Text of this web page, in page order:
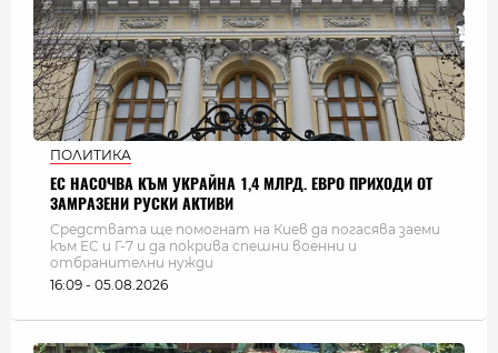
ПОЛИТИКА
ЕС НАСОЧВА КЪМ УКРАЙНА 1,4 МЛРД. ЕВРО ПРИХОДИ ОТ
ЗАМРАЗЕНИ РУСКИ АКТИВИ
Средствата ще помогнат на Киев да погасява заеми
към ЕС и Г-7 и да покрива спешни военни и
отбранителни нужди
16:09 - 05.08.2026